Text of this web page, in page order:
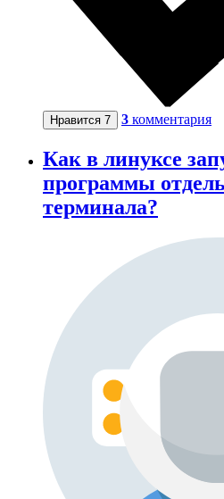
Нравится 7 3 комментария
Как в линуксе
программы
терминала?